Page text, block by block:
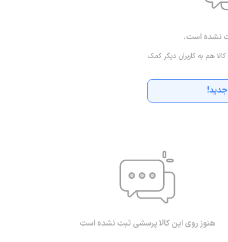
نشده است.
هم به کاربران دیگر کمک
هنوز روی این کالا پرسشی ثبت نشده است